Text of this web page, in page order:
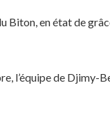
Biton, en état de
l’équipe de Djimy-